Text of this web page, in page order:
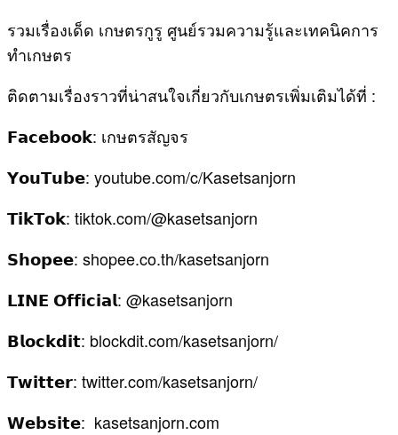
รวมเรื่องเด็ด เกษตรกูรู ศูนย์รวมความรู้และเทคนิคการ
ทำเกษตร
ติดตามเรื่องราวที่น่าสนใจเกี่ยวกับเกษตรเพิ่มเติมได้ที่ :
𝗙𝗮𝗰𝗲𝗯𝗼𝗼𝗸: เกษตรสัญจร
𝗬𝗼𝘂𝗧𝘂𝗯𝗲: youtube.com/c/Kasetsanjorn
𝗧𝗶𝗸𝗧𝗼𝗸: tiktok.com/@kasetsanjorn
𝗦𝗵𝗼𝗽𝗲𝗲: shopee.co.th/kasetsanjorn
𝗟𝗜𝗡𝗘 𝗢𝗳𝗳𝗶𝗰𝗶𝗮𝗹: @kasetsanjorn
𝗕𝗹𝗼𝗰𝗸𝗱𝗶𝘁: blockdit.com/kasetsanjorn/
𝗧𝘄𝗶𝘁𝘁𝗲𝗿: twitter.com/kasetsanjorn/
𝗪𝗲𝗯𝘀𝗶𝘁𝗲: kasetsanjorn.com